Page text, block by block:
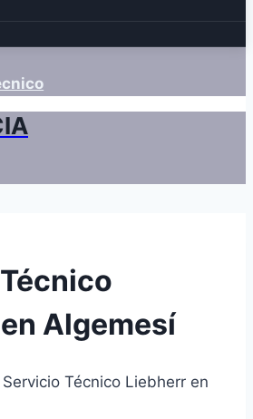
Algemesí
Servicio Técnico Liebherr en